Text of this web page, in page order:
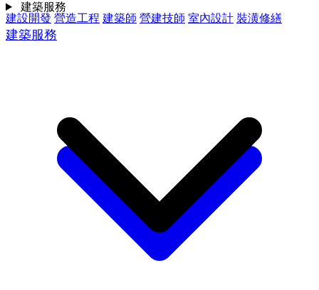
建設開發 營造工程 建築師 營建技師 室內設計 裝潢修繕
建築服務
建築服務